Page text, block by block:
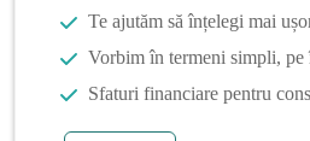
Te ajutăm să înțelegi mai
Vorbim în termeni simpli, pe
Sfaturi financiare pentru